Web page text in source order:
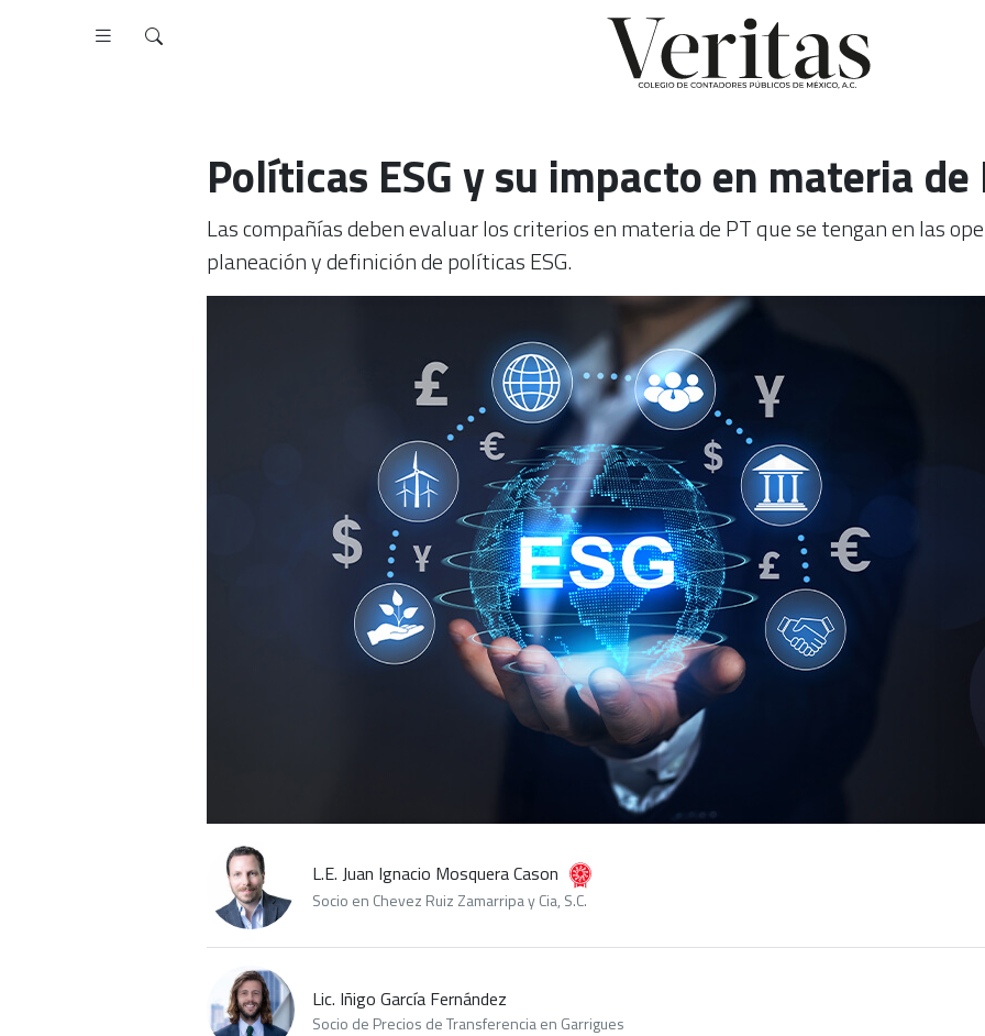
Políticas ESG y su impacto en materia de
Las compañías deben evaluar los criterios en materia de PT que se tengan en las
planeación y definición de políticas ESG.
L.E. Juan Ignacio Mosquera Cason
Socio en Chevez Ruiz Zamarripa y Cia, S.C.
Lic. Iñigo García Fernández
Socio de Precios de Transferencia en Garrigues